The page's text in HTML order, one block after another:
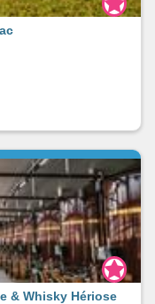
& Whisky Hériose